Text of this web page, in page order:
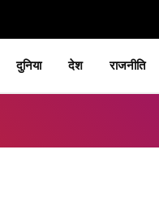
दुनिया देश राजनीति